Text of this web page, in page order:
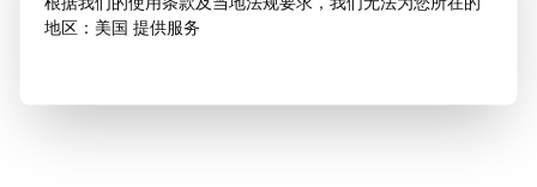
地区：美国 提供服务